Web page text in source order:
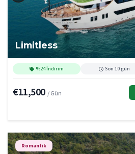
Limitless
%24 İndirim Son 10 gün
€11,500 / Gün
Romantik